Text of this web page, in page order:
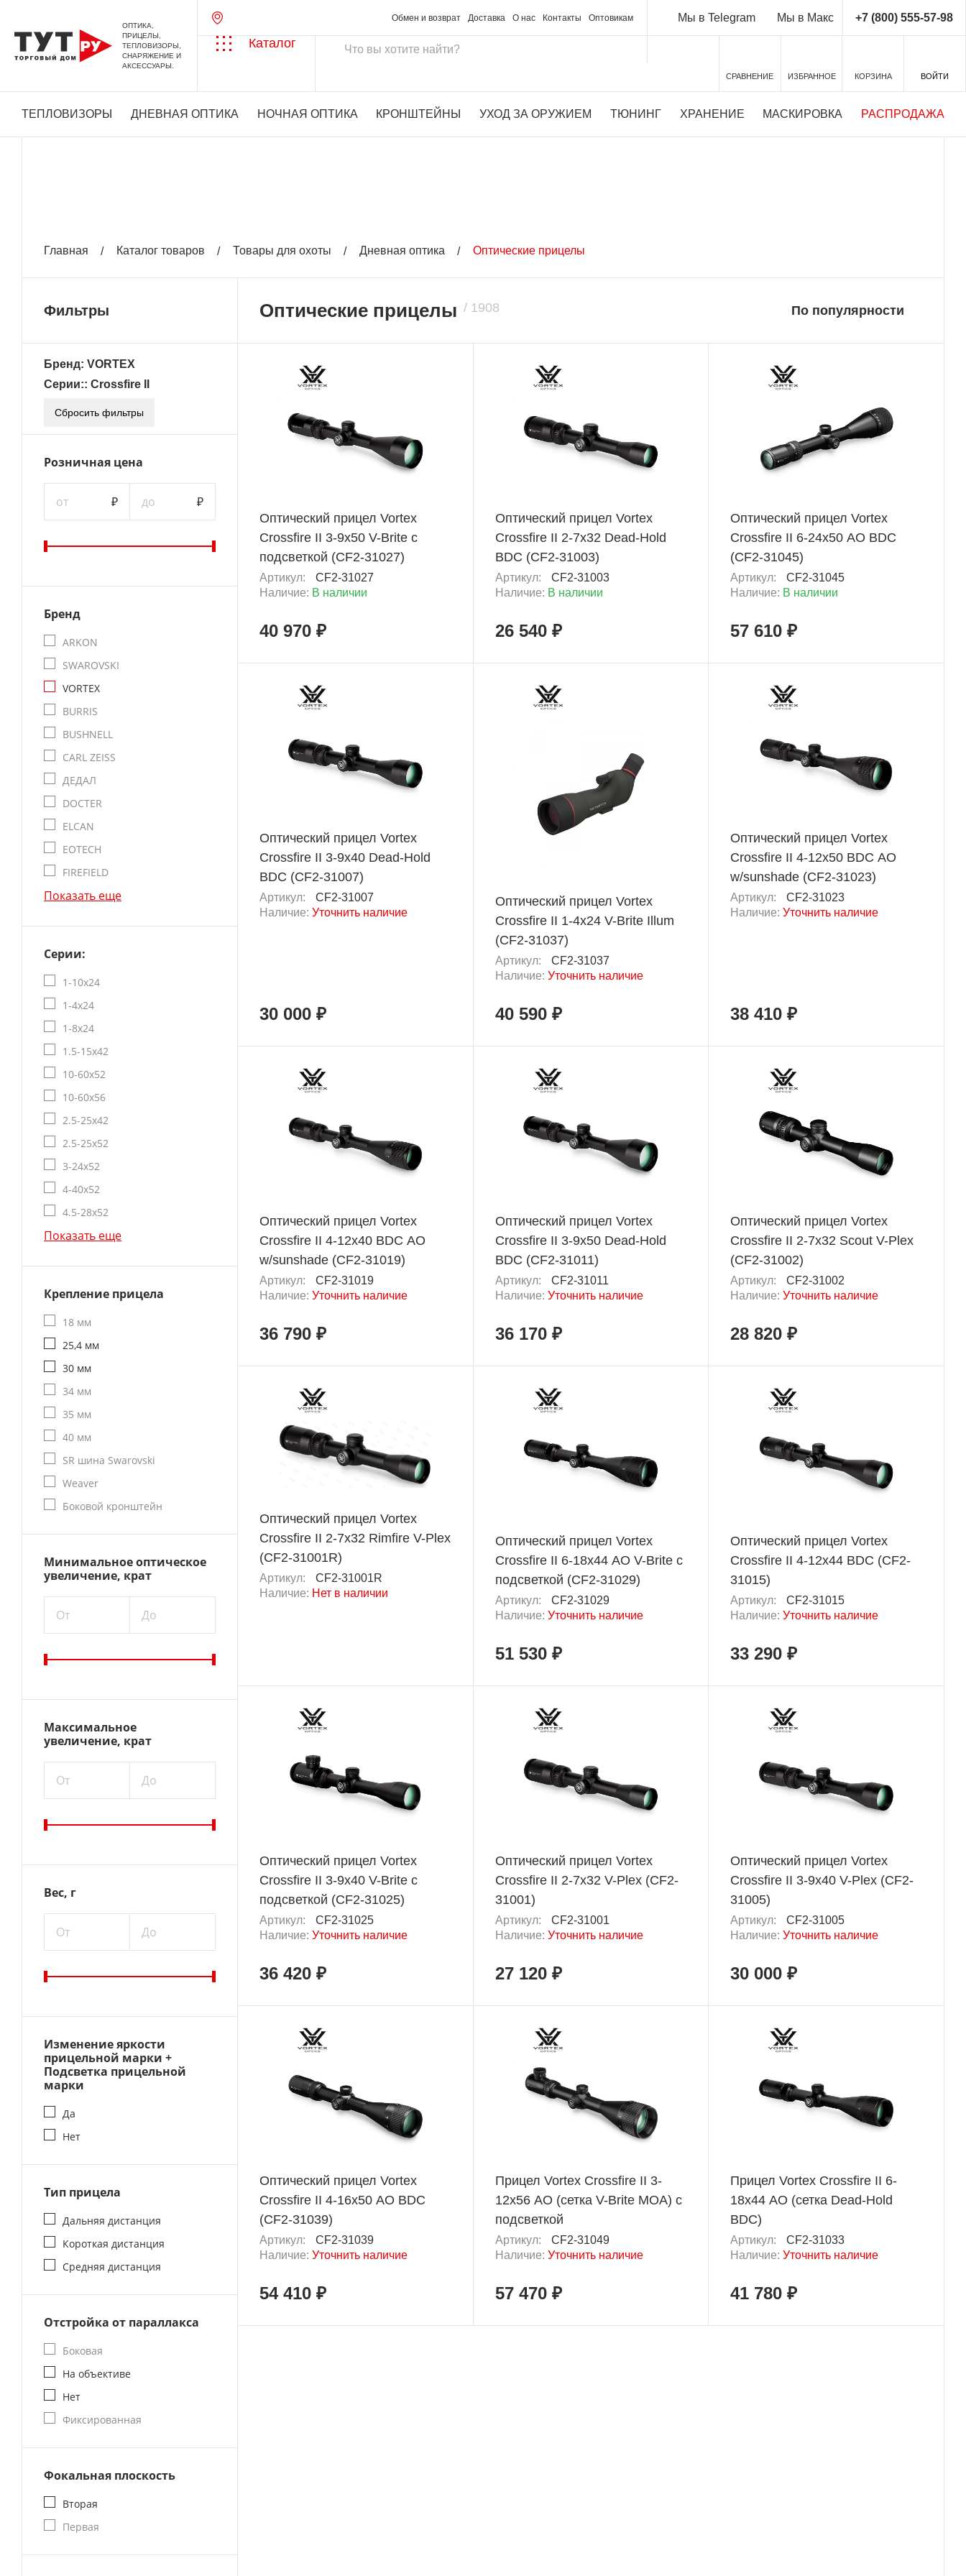
ОПТИКА,
ПРИЦЕЛЫ,
ТЕПЛОВИЗОРЫ,
СНАРЯЖЕНИЕ И
АКСЕССУАРЫ.
Обмен и возврат Доставка О нас Контакты Оптовикам Мы в Telegram Мы в Макс +7 (800) 555-57-98
Каталог
СРАВНЕНИЕ ИЗБРАННОЕ КОРЗИНА ВОЙТИ
ТЕПЛОВИЗОРЫ ДНЕВНАЯ ОПТИКА НОЧНАЯ ОПТИКА КРОНШТЕЙНЫ УХОД ЗА ОРУЖИЕМ ТЮНИНГ ХРАНЕНИЕ МАСКИРОВКА РАСПРОДАЖА
Главная Каталог товаров Товары для охоты Дневная оптика Оптические прицелы
Фильтры
Бренд: VORTEX
Серии:: Crossfire II
Сбросить фильтры
Розничная цена
от ₽ до ₽
Бренд
ARKON
SWAROVSKI
VORTEX
BURRIS
BUSHNELL
CARL ZEISS
ДЕДАЛ
DOCTER
ELCAN
EOTECH
FIREFIELD
Показать еще
Серии:
1-10x24
1-4x24
1-8x24
1.5-15x42
10-60x52
10-60x56
2.5-25x42
2.5-25x52
3-24x52
4-40x52
4.5-28x52
Показать еще
Крепление прицела
18 мм
25,4 мм
30 мм
34 мм
35 мм
40 мм
SR шина Swarovski
Weaver
Боковой кронштейн
Минимальное оптическое
увеличение, крат
От До
Максимальное
увеличение, крат
От До
Вес, г
От До
Изменение яркости
прицельной марки +
Подсветка прицельной
марки
Да
Нет
Тип прицела
Дальняя дистанция
Короткая дистанция
Средняя дистанция
Отстройка от параллакса
Боковая
На объективе
Нет
Фиксированная
Фокальная плоскость
Вторая
Первая
Оптические прицелы По популярности
Оптический прицел Vortex
Crossfire II 3-9x50 V-Brite с
подсветкой (CF2-31027)
Артикул:
CF2-31027
Наличие: В наличии
40 970 ₽
Оптический прицел Vortex
Crossfire II 2-7x32 Dead-Hold
BDC (CF2-31003)
Артикул:
CF2-31003
Наличие: В наличии
26 540 ₽
Оптический прицел Vortex
Crossfire II 6-24x50 AO BDC
(CF2-31045)
Артикул:
CF2-31045
Наличие: В наличии
57 610 ₽
Оптический прицел Vortex
Crossfire II 3-9x40 Dead-Hold
BDC (CF2-31007)
Артикул:
CF2-31007
Наличие: Уточнить наличие
30 000 ₽
Оптический прицел Vortex
Crossfire II 1-4x24 V-Brite Illum
(CF2-31037)
Артикул:
CF2-31037
Наличие: Уточнить наличие
40 590 ₽
Оптический прицел Vortex
Crossfire II 4-12x50 BDC AO
w/sunshade (CF2-31023)
Артикул:
CF2-31023
Наличие:Уточнить наличие
38 410 ₽
Оптический прицел Vortex
Crossfire II 4-12x40 BDC AO
w/sunshade (CF2-31019)
Артикул:
CF2-31019
Наличие: Уточнить наличие
36 790 ₽
Оптический прицел Vortex
Crossfire II 3-9x50 Dead-Hold
BDC (CF2-31011)
Артикул:
CF2-31011
Наличие: Уточнить наличие
36 170 ₽
Оптический прицел Vortex
Crossfire II 2-7x32 Scout V-Plex
(CF2-31002)
Артикул:
CF2-31002
Наличие:Уточнить наличие
28 820 ₽
Оптический прицел Vortex
Crossfire II 2-7x32 Rimfire V-Plex
(CF2-31001R)
Артикул:
CF2-31001R
Наличие: Нет в наличии
Оптический прицел Vortex
Crossfire II 6-18x44 AO V-Brite с
подсветкой (CF2-31029)
Артикул:
CF2-31029
Наличие: Уточнить наличие
51 530 ₽
Оптический прицел Vortex
Crossfire II 4-12x44 BDC (CF2-
31015)
Артикул:
CF2-31015
Наличие:Уточнить наличие
33 290 ₽
Оптический прицел Vortex
Crossfire II 3-9x40 V-Brite с
подсветкой (CF2-31025)
Артикул:
CF2-31025
Наличие: Уточнить наличие
36 420 ₽
Оптический прицел Vortex
Crossfire II 2-7x32 V-Plex (CF2-
31001)
Артикул:
CF2-31001
Наличие: Уточнить наличие
27 120 ₽
Оптический прицел Vortex
Crossfire II 3-9x40 V-Plex (CF2-
31005)
Артикул:
CF2-31005
Наличие:Уточнить наличие
30 000 ₽
Оптический прицел Vortex
Crossfire II 4-16x50 AO BDC
(CF2-31039)
Артикул:
CF2-31039
Наличие: Уточнить наличие
54 410 ₽
Прицел Vortex Crossfire II 3-
12x56 AO (сетка V-Brite MOA) с
подсветкой
Артикул:
CF2-31049
Наличие: Уточнить наличие
57 470 ₽
Прицел Vortex Crossfire II 6-
18x44 AO (сетка Dead-Hold
BDC)
Артикул:
CF2-31033
Наличие:Уточнить наличие
41 780 ₽